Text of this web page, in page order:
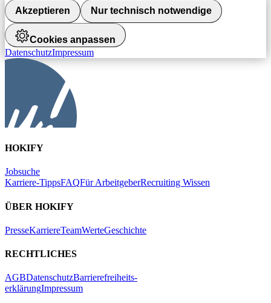
Akzeptieren Nur technisch notwendige
Cookies anpassen
DatenschutzImpressum
HOKIFY
Jobsuche
Karriere-TippsFAQFür ArbeitgeberRecruiting Wissen
ÜBER HOKIFY
PresseKarriereTeamWerteGeschichte
RECHTLICHES
AGBDatenschutzBarrierefreiheits-
erklärungImpressum